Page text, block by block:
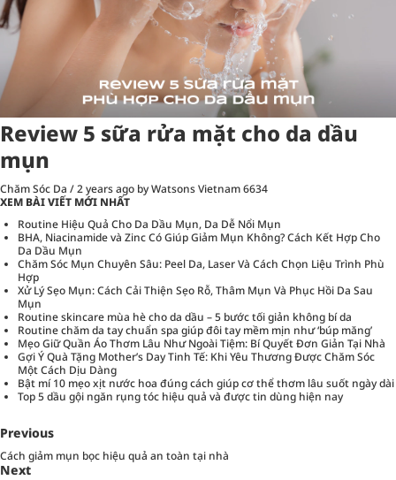
Review 5 sữa rửa mặt cho da dầu
mụn
Chăm Sóc Da /2 years ago by Watsons Vietnam6634
XEM BÀI VIẾT MỚI NHẤT
Routine Hiệu Quả Cho Da Dầu Mụn, Da Dễ Nổi Mụn
BHA, Niacinamide và Zinc Có Giúp Giảm Mụn Không? Cách Kết Hợp Cho
Da Dầu Mụn
Chăm Sóc Mụn Chuyên Sâu: Peel Da, Laser Và Cách Chọn Liệu Trình Phù
Hợp
Xử Lý Sẹo Mụn: Cách Cải Thiện Sẹo Rỗ, Thâm Mụn Và Phục Hồi Da Sau
Mụn
Routine skincare mùa hè cho da dầu – 5 bước tối giản không bí da
Routine chăm da tay chuẩn spa giúp đôi tay mềm mịn như ‘búp măng’
Mẹo Giữ Quần Áo Thơm Lâu Như Ngoài Tiệm: Bí Quyết Đơn Giản Tại Nhà
Gợi Ý Quà Tặng Mother’s Day Tinh Tế: Khi Yêu Thương Được Chăm Sóc
Một Cách Dịu Dàng
Bật mí 10 mẹo xịt nước hoa đúng cách giúp cơ thể thơm lâu suốt ngày dài
Top 5 dầu gội ngăn rụng tóc hiệu quả và được tin dùng hiện nay
Previous
Cách giảm mụn bọc hiệu quả an toàn tại nhà
Next